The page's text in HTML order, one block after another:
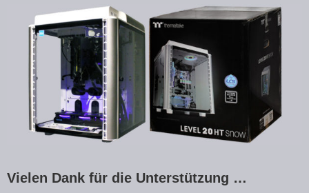
Vielen Dank für die Unterstützung …